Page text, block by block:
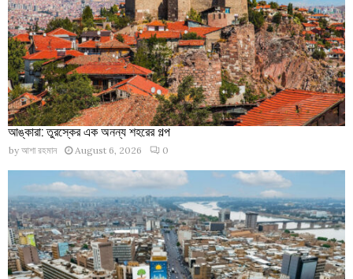
আঙ্কারা: তুরস্কের এক অনন্য শহরের গল্প
by আশা রহমান August 6, 2026 0